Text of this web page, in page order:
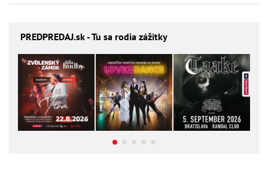
PREDPREDAJ.sk - Tu sa rodia zážitky